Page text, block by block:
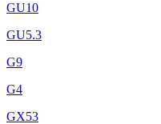
GU10
GU5.3
G9
G4
GX53